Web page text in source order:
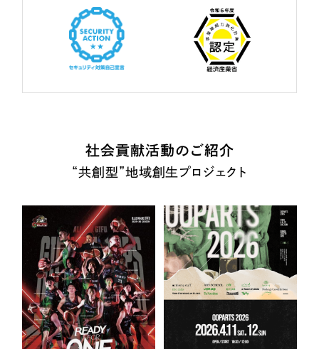
社会貢献活動のご紹介
“共創型”地域創生プロジェクト